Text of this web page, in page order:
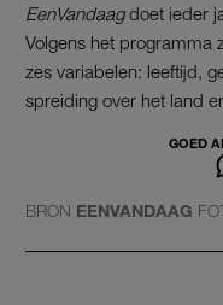
EenVandaagdoet ieder
Volgens het programma
zes variabelen: leeftijd,
spreiding over het land
GOED
BRON EENVANDAAG